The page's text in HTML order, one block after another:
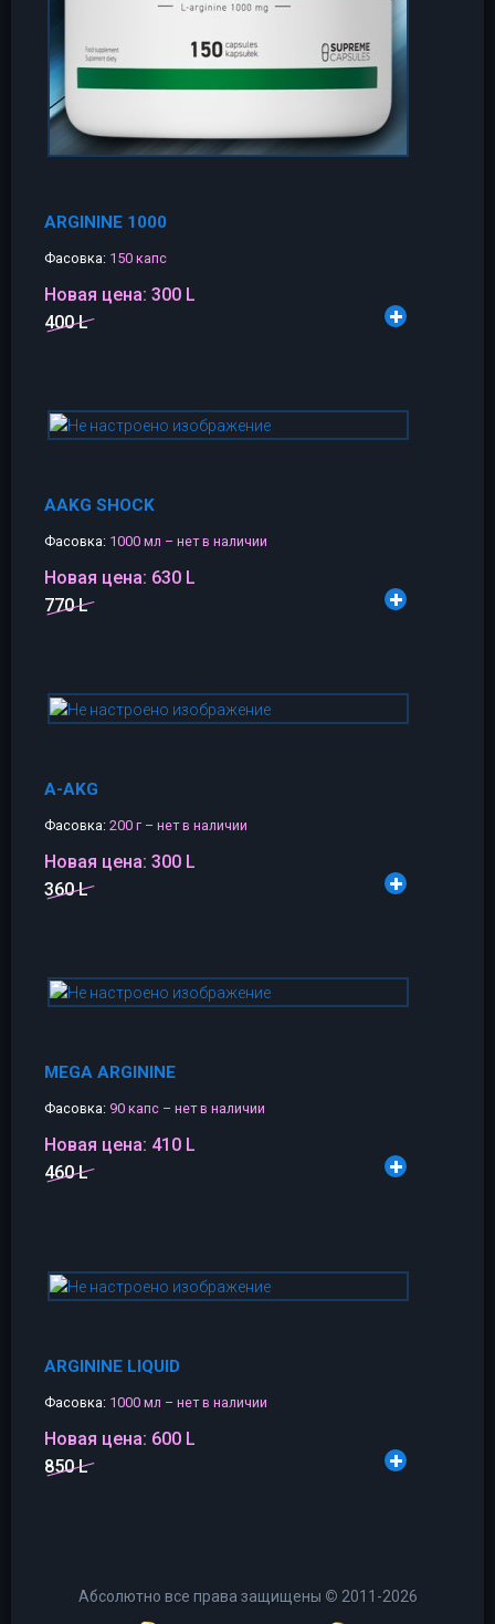
ARGININE 1000
Фасовка: 150 капс
Новая цена: 300 L
400 L
AAKG SHOCK
Фасовка: 1000 мл – нет в наличии
Новая цена: 630 L
770 L
A-AKG
Фасовка: 200 г – нет в наличии
Новая цена: 300 L
360 L
MEGA ARGININE
Фасовка: 90 капс – нет в наличии
Новая цена: 410 L
460 L
ARGININE LIQUID
Фасовка: 1000 мл – нет в наличии
Новая цена: 600 L
850 L
Абсолютно все права защищены © 2011-2026